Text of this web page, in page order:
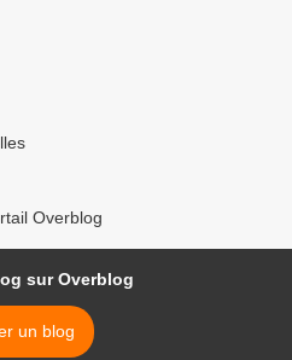
Overblog
sur Overblog
un blog